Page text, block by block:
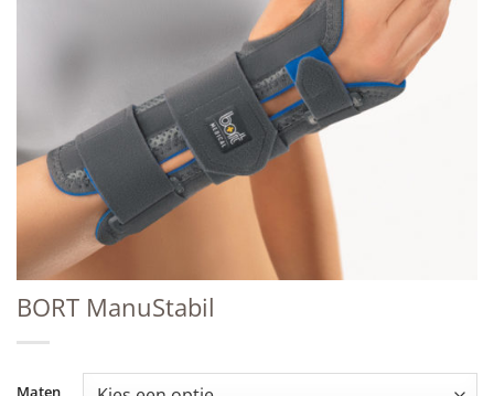
BORT ManuStabil
Maten